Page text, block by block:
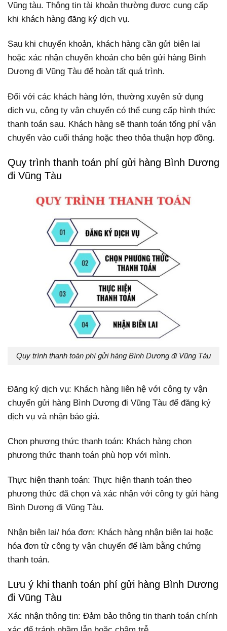
Vũng tàu. Thông tin tài khoản thường được cung cấp
khi khách hàng đăng ký dịch vụ.
Sau khi chuyển khoản, khách hàng cần gửi biên lai
hoặc xác nhận chuyển khoản cho bên gửi hàng Bình
Dương đi Vũng Tàu để hoàn tất quá trình.
Đối với các khách hàng lớn, thường xuyên sử dụng
dịch vụ, công ty vận chuyển có thể cung cấp hình thức
thanh toán sau. Khách hàng sẽ thanh toán tổng phí vận
chuyển vào cuối tháng hoặc theo thỏa thuận hợp đồng.
Quy trình thanh toán phí gửi hàng Bình Dương
đi Vũng Tàu
Quy trình thanh toán phí gửi hàng Bình Dương đi Vũng Tàu
Đăng ký dịch vụ: Khách hàng liên hệ với công ty vận
chuyển gửi hàng Bình Dương đi Vũng Tàu để đăng ký
dịch vụ và nhận báo giá.
Chọn phương thức thanh toán: Khách hàng chọn
phương thức thanh toán phù hợp với mình.
Thực hiện thanh toán: Thực hiện thanh toán theo
phương thức đã chọn và xác nhận với công ty gửi hàng
Bình Dương đi Vũng Tàu.
Nhận biên lai/ hóa đơn: Khách hàng nhận biên lai hoặc
hóa đơn từ công ty vận chuyển để làm bằng chứng
thanh toán.
Lưu ý khi thanh toán phí gửi hàng Bình Dương
đi Vũng Tàu
Xác nhận thông tin: Đảm bảo thông tin thanh toán chính